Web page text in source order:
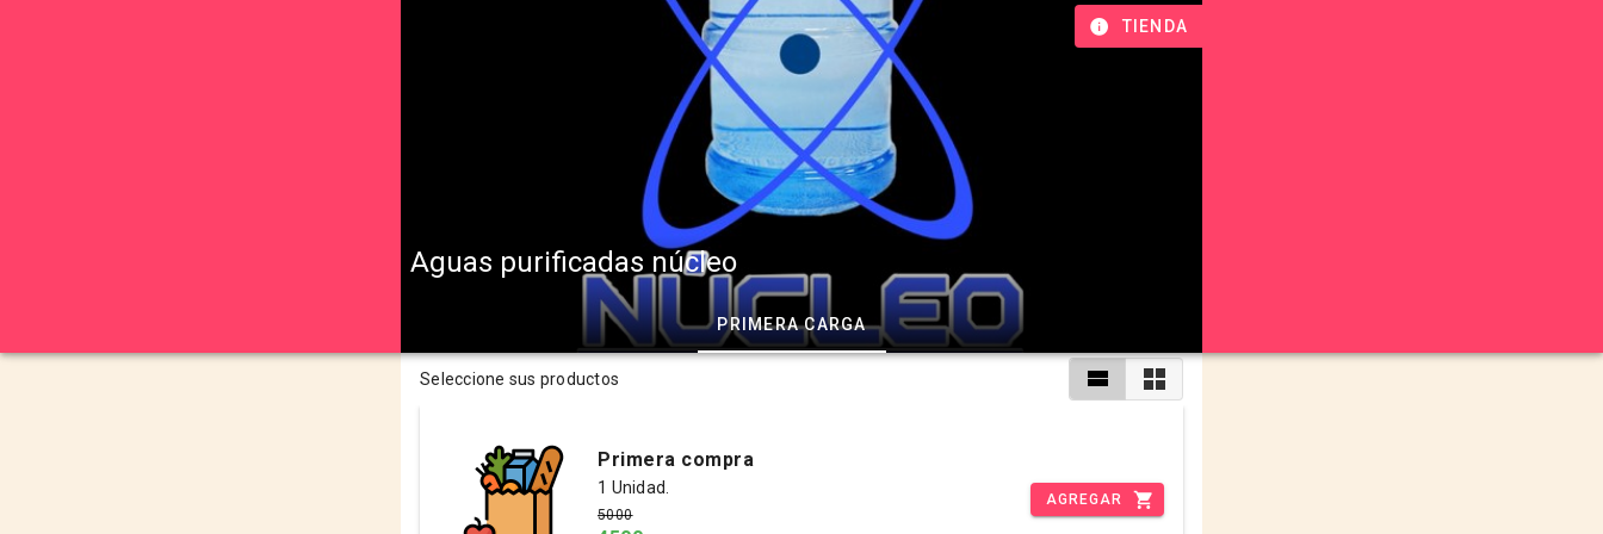
Aguas purificadas núcleo
TIENDA
PRIMERA CARGA
Seleccione sus productos
Primera compra
1 Unidad.
5000
AGREGAR